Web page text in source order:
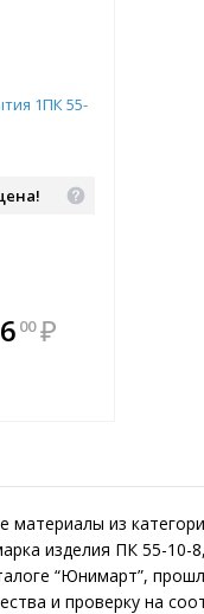
1ПК 55-
00 ₽
материалы из
изделия ПК 55-10-
“Юнимарт”,
и проверку на